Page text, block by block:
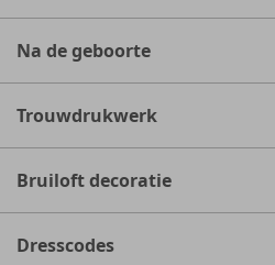
Na de geboorte
Trouwdrukwerk
Bruiloft decoratie
Dresscodes